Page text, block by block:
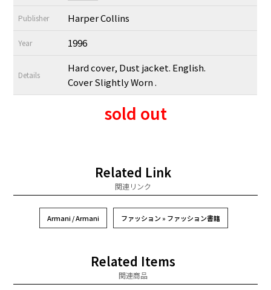
Publisher Harper Collins
Year 1996
Details
Hard cover, Dust jacket. English.
Cover Slightly Worn .
sold out
Related Link
関連リンク
Armani / Armani ファッション » ファッション書籍
Related Items
関連商品